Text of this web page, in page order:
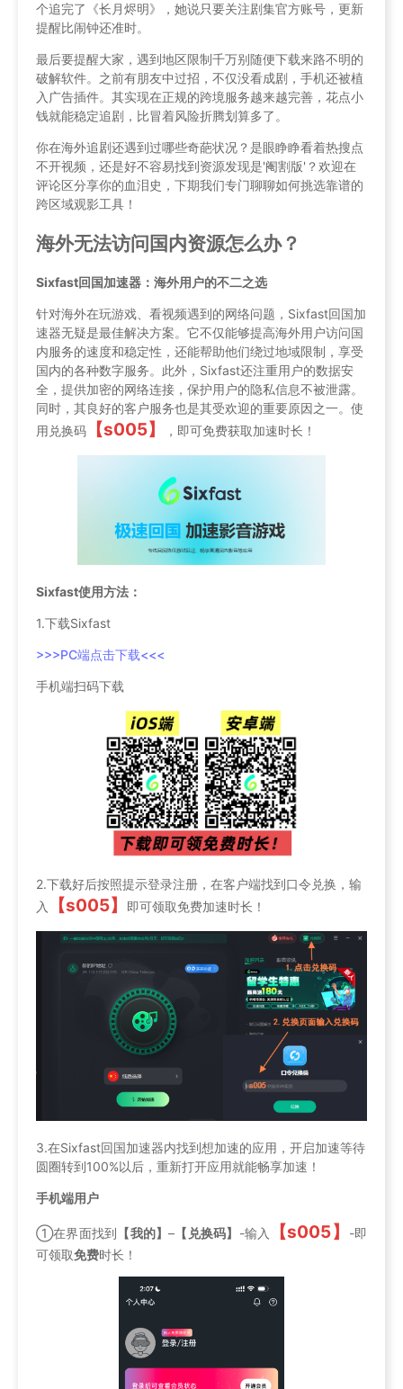
个追完了《长月烬明》，她说只要关注剧集官方账号，更新
提醒比闹钟还准时。
最后要提醒大家，遇到地区限制千万别随便下载来路不明的
破解软件。之前有朋友中过招，不仅没看成剧，手机还被植
入广告插件。其实现在正规的跨境服务越来越完善，花点小
钱就能稳定追剧，比冒着风险折腾划算多了。
你在海外追剧还遇到过哪些奇葩状况？是眼睁睁看着热搜点
不开视频，还是好不容易找到资源发现是'阉割版'？欢迎在
评论区分享你的血泪史，下期我们专门聊聊如何挑选靠谱的
跨区域观影工具！
海外无法访问国内资源怎么办？
Sixfast回国加速器：海外用户的不二之选
针对海外在玩游戏、看视频遇到的网络问题，Sixfast回国加
速器无疑是最佳解决方案。它不仅能够提高海外用户访问国
内服务的速度和稳定性，还能帮助他们绕过地域限制，享受
国内的各种数字服务。此外，Sixfast还注重用户的数据安
全，提供加密的网络连接，保护用户的隐私信息不被泄露。
同时，其良好的客户服务也是其受欢迎的重要原因之一。使
用兑换码
【s005】 ，即可免费获取加速时长！
Sixfast使用方法：
1.下载Sixfast
>>>PC端点击下载<<<
手机端扫码下载
2.下载好后按照提示登录注册，在客户端找到口令兑换，输
入
【s005】 即可领取免费加速时长！
3.在Sixfast回国加速器内找到想加速的应用，开启加速等待
圆圈转到100%以后，重新打开应用就能畅享加速！
手机端用户
①在界面找到 【我的】– 【兑换码】 -输入 【s005】
-即
可领取免费时长！